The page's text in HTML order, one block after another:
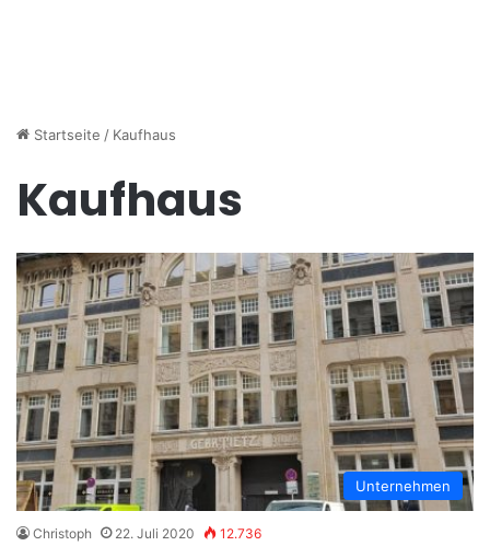
Startseite / Kaufhaus
Kaufhaus
Unternehmen
Christoph 22. Juli 2020 12.736